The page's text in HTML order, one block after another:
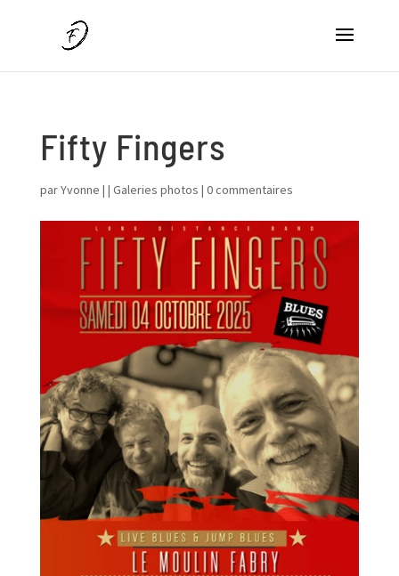
Fifty Fingers
parYvonne | | Galeries photos | 0 commentaires